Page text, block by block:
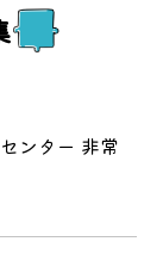
ンター 非常